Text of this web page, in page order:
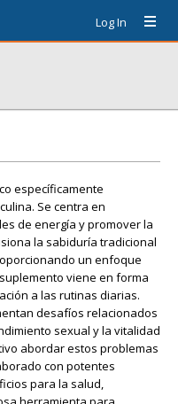
Log In
específicamente
Se centra en
de energía y promover la
la sabiduría tradicional
un enfoque
viene en forma
a las rutinas diarias.
desafíos relacionados
sexual y la vitalidad
abordar estos problemas
con potentes
para la salud,